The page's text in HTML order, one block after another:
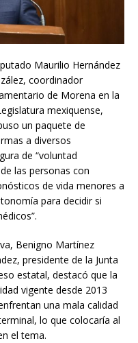
Maurilio Hernández
coordinador
de Morena en la
mexiquense,
un paquete de
a diversos
de “voluntad
las personas con
de vida menores a
para decidir si
Benigno Martínez
presidente de la Junta
estatal, destacó que la
vigente desde 2013
una mala calidad
lo que colocaría al
el tema.